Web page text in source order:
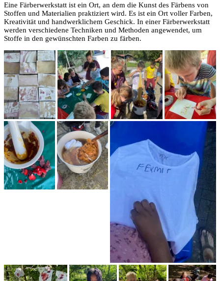
Eine Färberwerkstatt ist ein Ort, an dem die Kunst des Färbens von
Stoffen und Materialien praktiziert wird. Es ist ein Ort voller Farben,
Kreativität und handwerklichem Geschick. In einer Färberwerkstatt
werden verschiedene Techniken und Methoden angewendet, um
Stoffe in den gewünschten Farben zu färben.